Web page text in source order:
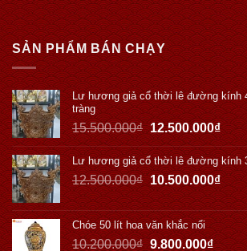
SẢN PHẨM BÁN CHẠY
Lư hương giả cổ thời lê đường kính
tràng
15.500.000₫ 12.500.000₫
Lư hương giả cổ thời lê đường kính
12.500.000₫ 10.500.000₫
Chóe 50 lít hoa văn khắc nổi
10.200.000₫ 9.800.000₫